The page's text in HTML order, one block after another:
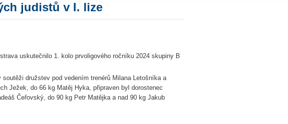
judistů v I. lize
uskutečnilo 1. kolo prvoligového ročníku 2024 skupiny B
družstev pod vedením trenérů Milana Letošníka a
Ježek, do 66 kg Matěj Hyka, připraven byl dorostenec
Čeřovský, do 90 kg Petr Matějka a nad 90 kg Jakub